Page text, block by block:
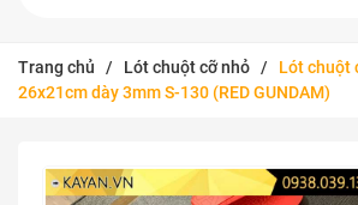
Trang chủ / Lót chuột cỡ nhỏ /
Lót chuột
26x21cm dày 3mm S-130 (RED GUNDAM)